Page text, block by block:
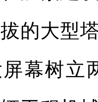
的大型
幕树立